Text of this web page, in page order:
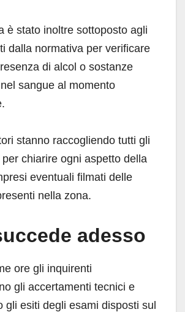
è stato inoltre sottoposto agli
dalla normativa per verificare
di alcol o sostanze
sangue al momento
stanno raccogliendo tutti gli
chiarire ogni aspetto della
eventuali filmati delle
nella zona.
adesso
ore gli inquirenti
gli accertamenti tecnici e
gli esiti degli esami disposti sul